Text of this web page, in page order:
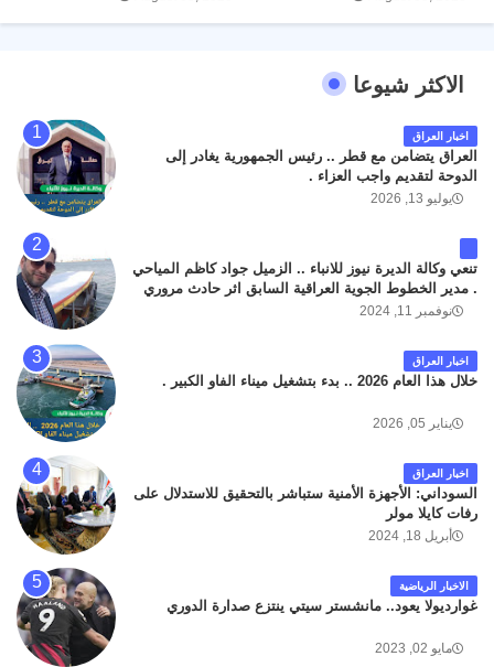
الاكثر شيوعا
اخبار العراق
العراق يتضامن مع قطر .. رئيس الجمهورية يغادر إلى
الدوحة لتقديم واجب العزاء .
يوليو 13, 2026
تنعي وكالة الديرة نيوز للانباء .. الزميل جواد كاظم المياحي
. مدير الخطوط الجوية العراقية السابق اثر حادث مروري
داخل مطار البصرة الدولي اليوم الاثنين على الطريق
كان سبب الحادث يعود لتصادم عجلته مع عجلة نوع كيا بنكو
تابعة لشركة الهلال الماسكة لإعمار مطار البصرة الدولي .
سائلين الله عز وجل ان يتغمد الفقيد بواسع رحمته ، و انا
نوفمبر 11, 2024
اخبار العراق
خلال هذا العام 2026 .. بدء بتشغيل ميناء الفاو الكبير .
يناير 05, 2026
اخبار العراق
السوداني: الأجهزة الأمنية ستباشر بالتحقيق للاستدلال على
رفات كايلا مولر
أبريل 18, 2024
الاخبار الرياضية
غوارديولا يعود.. مانشستر سيتي ينتزع صدارة الدوري
مايو 02, 2023